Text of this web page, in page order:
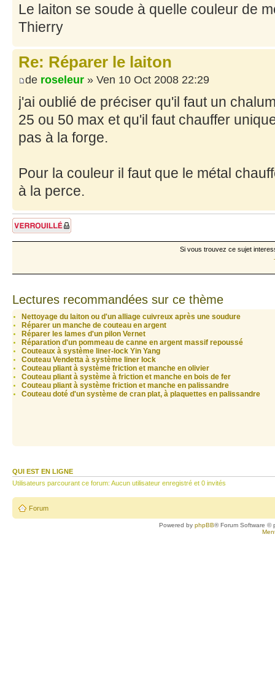
Le laiton se soude à quelle couleur de
Thierry
Re: Réparer le laiton
de roseleur » Ven 10 Oct 2008 22:29
j'ai oublié de préciser qu'il faut un
25 ou 50 max et qu'il faut chauffer
pas à la forge.
Pour la couleur il faut que le métal
à la perce.
Sujet verrouillé
Si vous trouvez ce sujet
Lectures recommandées sur ce thème
Nettoyage du laiton ou d'un alliage cuivreux après une soudure
Réparer un manche de couteau en argent
Réparer les lames d'un pilon Vernet
Réparation d'un pommeau de canne en argent massif repoussé
Couteaux à système liner-lock Yin Yang
Couteau Vendetta à système liner lock
Couteau pliant à système friction et manche en olivier
Couteau pliant à système à friction et manche en bois de fer
Couteau pliant à système friction et manche en palissandre
Couteau doté d'un système de cran plat, à plaquettes en palissandre
QUI EST EN LIGNE
Utilisateurs parcourant ce forum: Aucun utilisateur enregistré et 0 invités
Forum
Powered byphpBB® Forum Software ©